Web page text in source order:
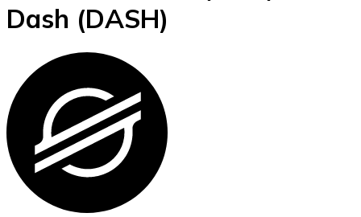
BTC
Dash (DASH)